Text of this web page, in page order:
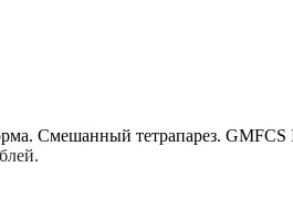
Смешанный тетрапарез. GMFCS